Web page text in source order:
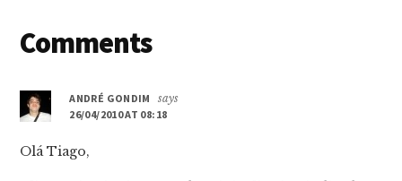
Reader
Comments
ANDRÉ GONDIM
says
26/04/2010 AT 08:18
Olá Tiago,